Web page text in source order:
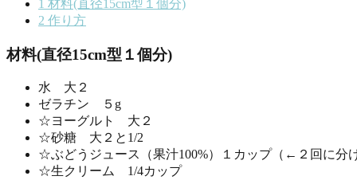
1 材料(直径15cm型１個分)
2 作り方
材料(直径15cm型１個分)
水 大２
ゼラチン ５g
☆ヨーグルト 大２
☆砂糖 大２と1/2
☆ぶどうジュース（果汁100%）１カップ（←２回に分
☆生クリーム 1/4カップ